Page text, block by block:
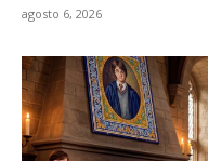
agosto 6, 2026